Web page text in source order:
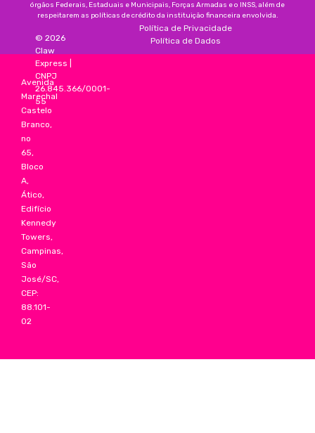
órgãos Federais, Estaduais e Municipais, Forças Armadas e o INSS, além de
respeitarem as políticas de crédito da instituição financeira envolvida.
Avenida
Marechal
Castelo
Branco,
no
65,
Bloco
A,
Ático,
Edifício
Kennedy
Towers,
Campinas,
São
José/SC,
CEP:
88.101-
02
© 2026
Claw
Express
CNPJ
26.845.366/0001-
55
Política de Privacidade
Política de Dados